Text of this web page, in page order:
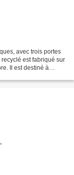
avec trois portes
est fabriqué sur
Il est destiné à